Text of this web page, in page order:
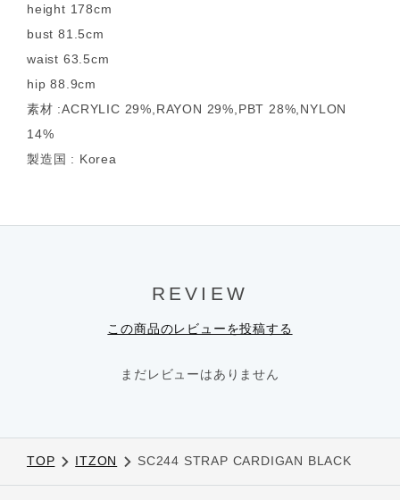
height 178cm
bust 81.5cm
waist 63.5cm
hip 88.9cm
素材 :ACRYLIC 29%,RAYON 29%,PBT 28%,NYLON
14%
製造国 : Korea
REVIEW
この商品のレビューを投稿する
まだレビューはありません
TOP ITZON SC244 STRAP CARDIGAN BLACK